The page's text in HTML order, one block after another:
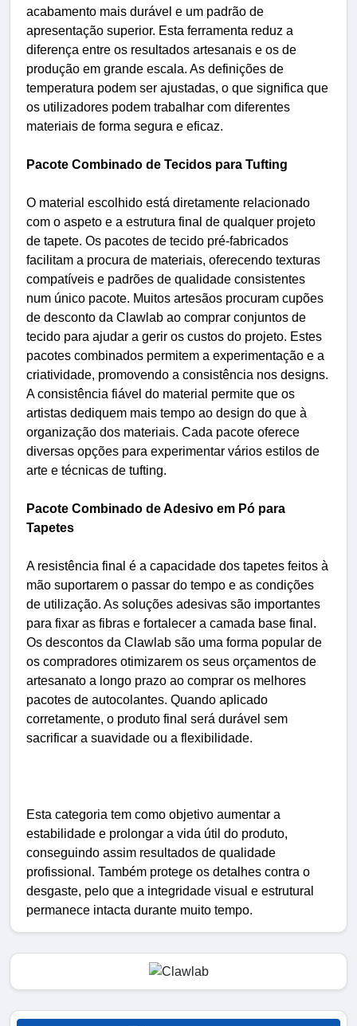
acabamento mais durável e um padrão de
apresentação superior. Esta ferramenta reduz a
diferença entre os resultados artesanais e os de
produção em grande escala. As definições de
temperatura podem ser ajustadas, o que significa que
os utilizadores podem trabalhar com diferentes
materiais de forma segura e eficaz.
Pacote Combinado de Tecidos para Tufting
O material escolhido está diretamente relacionado
com o aspeto e a estrutura final de qualquer projeto
de tapete. Os pacotes de tecido pré-fabricados
facilitam a procura de materiais, oferecendo texturas
compatíveis e padrões de qualidade consistentes
num único pacote. Muitos artesãos procuram cupões
de desconto da Clawlab ao comprar conjuntos de
tecido para ajudar a gerir os custos do projeto. Estes
pacotes combinados permitem a experimentação e a
criatividade, promovendo a consistência nos designs.
A consistência fiável do material permite que os
artistas dediquem mais tempo ao design do que à
organização dos materiais. Cada pacote oferece
diversas opções para experimentar vários estilos de
arte e técnicas de tufting.
Pacote Combinado de Adesivo em Pó para
Tapetes
A resistência final é a capacidade dos tapetes feitos à
mão suportarem o passar do tempo e as condições
de utilização. As soluções adesivas são importantes
para fixar as fibras e fortalecer a camada base final.
Os descontos da Clawlab são uma forma popular de
os compradores otimizarem os seus orçamentos de
artesanato a longo prazo ao comprar os melhores
pacotes de autocolantes. Quando aplicado
corretamente, o produto final será durável sem
sacrificar a suavidade ou a flexibilidade.
Esta categoria tem como objetivo aumentar a
estabilidade e prolongar a vida útil do produto,
conseguindo assim resultados de qualidade
profissional. Também protege os detalhes contra o
desgaste, pelo que a integridade visual e estrutural
permanece intacta durante muito tempo.